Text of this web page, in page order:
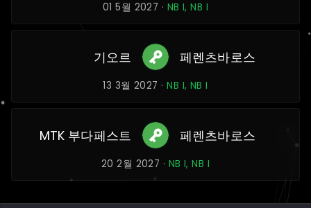
01 5월 2027 · NB I, NB I
기오르 페렌츠바로스
13 3월 2027 ·NB I, NB I
MTK 부다페스트 페렌츠바로스
20 2월 2027 · NB I, NB I